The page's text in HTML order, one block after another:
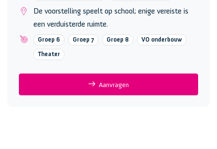
De voorstelling speelt op school; enige vereiste is
een verduisterde ruimte.
Groep 6 Groep 7 Groep 8 VO onderbouw
Theater
Aanvragen